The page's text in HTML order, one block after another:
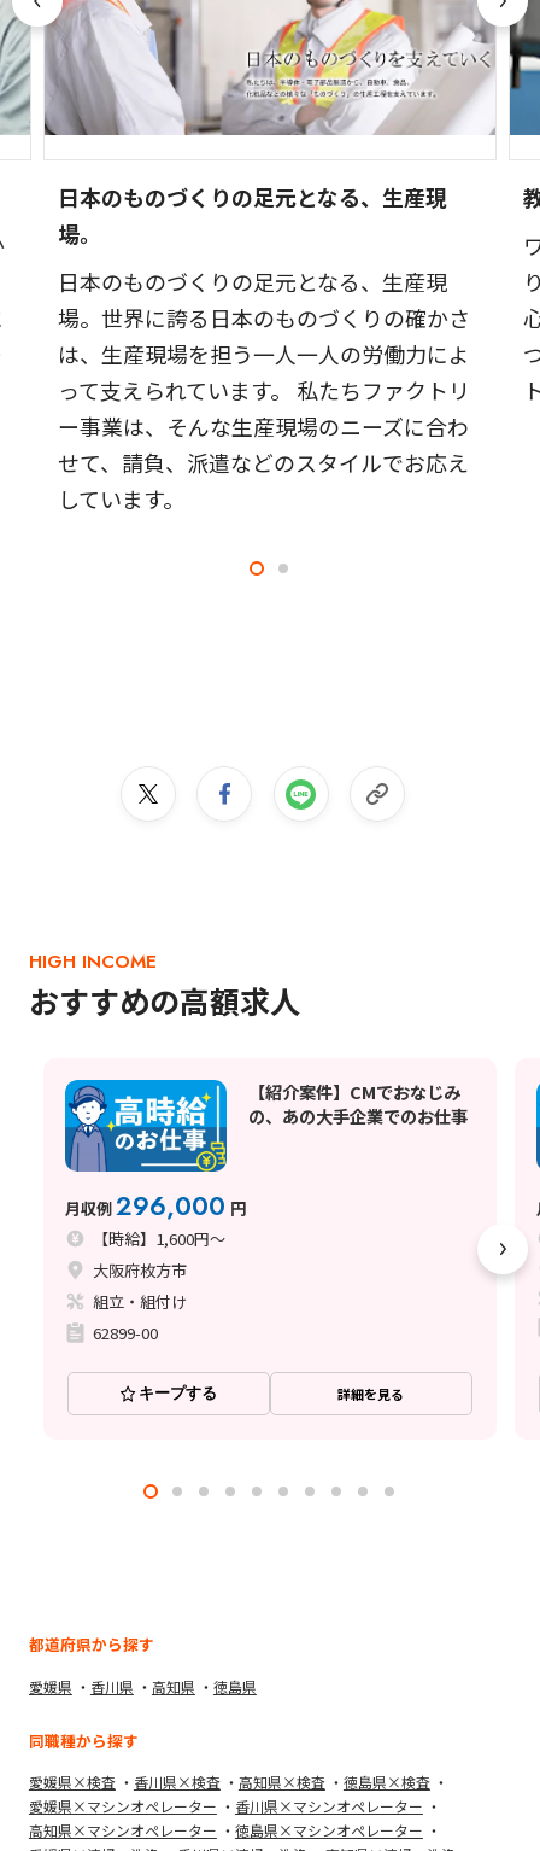
日本のものづくりの足元となる、生産現
場。
日本のものづくりの足元となる、生産現
場。世界に誇る日本のものづくりの確かさ
は、生産現場を担う一人一人の労働力によ
って支えられています。 私たちファクトリ
ー事業は、そんな生産現場のニーズに合わ
せて、請負、派遣などのスタイルでお応え
しています。
HIGH INCOME
おすすめの高額求人
【紹介案件】CMでおなじみ
の、あの大手企業でのお仕事
月収例296,000 円
【時給】1,600円～
大阪府枚方市
組立・組付け
62899-00
キープする 詳細を見る
都道府県から探す
愛媛県 香川県 高知県 徳島県
同職種から探す
愛媛県×検査 香川県×検査 高知県×検査
徳島県×検査
愛媛県×マシンオペレーター
香川県×マシンオペレーター
高知県×マシンオペレーター
徳島県×マシンオペレーター